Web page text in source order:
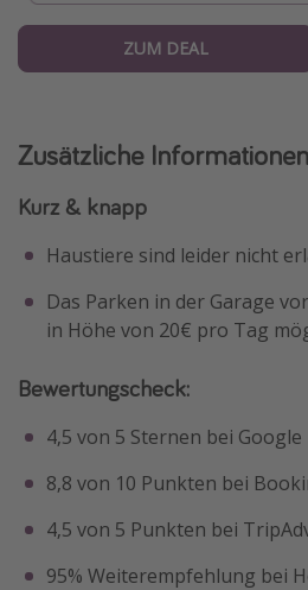
ZUM DEAL
Zusätzliche Informationen
Kurz & knapp
Haustiere sind leider nicht
Das Parken in der Garage
in Höhe von 20€ pro Tag
Bewertungscheck:
4,5 von 5 Sternen bei Google
8,8 von 10 Punkten bei
4,5 von 5 Punkten bei
95% Weiterempfehlung bei